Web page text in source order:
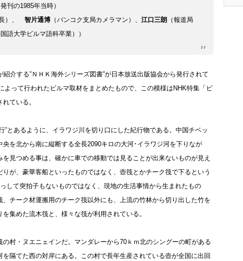
発刊の1985年当時）
）、 智片通博 （バンコク支局カメラマン）、 江口三朗
（報道局
語大学ビルマ語科卒業））
介する”ＮＨＫ海外シリーズ図書”が日本放送出版協会から発行されて
よって行われたビルマ取材をまとめたもので、この模様はNHK特集「ビ
ている。
”とあるように、イラワジ川を切り口にした紀行物である。中国チベッ
央を北から南に縦断する全長2090キロの大河･イラワジ河を下りなが
見つめる事は、確かに車での移動では見ることが出来ないものが見え
が、豪華客船といったものではなく、壺筏とかチーク筏で下るという
して突拍子もないものではなく、現地の生活事情から生まれたもの
チーク材運搬用のチーク筏以外にも、上流の竹林から切り出した竹を
集めた流木筏と、様々な筏が利用されている。
村・ヌエニェインだ。マンダレーから70ｋｍ北のシングーの町がある
隔てた西の対岸にある。この村で長年生産されている壺が全国に出回